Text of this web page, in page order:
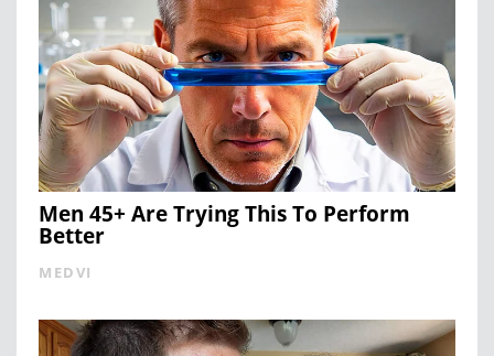
Men 45+ Are Trying This To Perform
Better
MEDVI